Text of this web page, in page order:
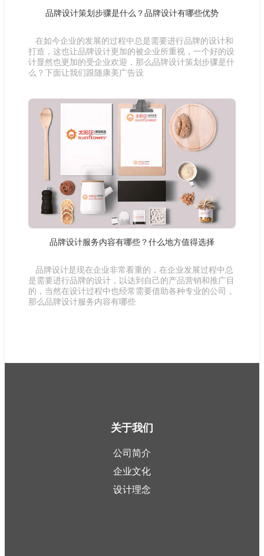
品牌设计策划步骤是什么？品牌设计有哪些优势
在如今企业的发展的过程中总是需要进行品牌的设计和
打造，这也让品牌设计更加的被企业所重视，一个好的设
计显然也更加的受企业欢迎，那么品牌设计策划步骤是什
么？下面让我们跟随康美广告设
品牌设计服务内容有哪些？什么地方值得选择
品牌设计是现在企业非常看重的，在企业发展过程中总
是需要进行品牌的设计，以达到自己的产品营销和推广目
的，当然在设计过程中也经常需要借助各种专业的公司，
那么品牌设计服务内容有哪些
关于我们
公司简介
企业文化
设计理念